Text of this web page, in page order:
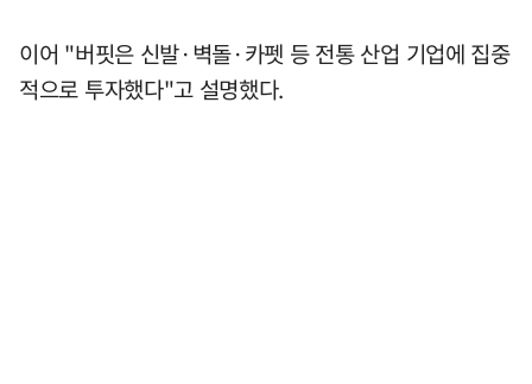
이어 "버핏은 신발·벽돌·카펫 등 전통 산업 기업에 집중
적으로 투자했다"고 설명했다.